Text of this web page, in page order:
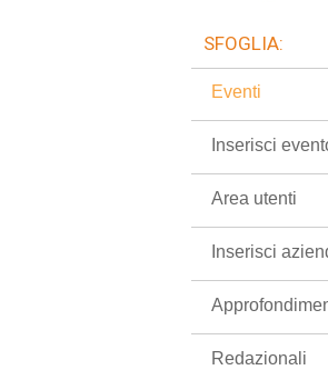
SFOGLIA:
Eventi
Inserisci
Area utenti
Inserisci
Redazionali